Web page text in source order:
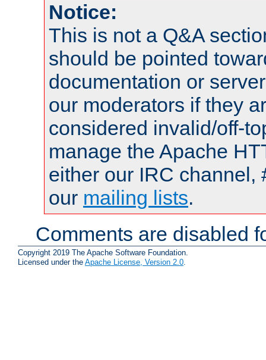
Notice:
This is not a Q&A
should be pointed
documentation or
our moderators if they
considered invalid/off-
manage the Apache
either our IRC channel,
our mailing lists.
Comments are disabled
Copyright 2019 The Apache Software Foundation.
Licensed under the Apache License, Version 2.0.